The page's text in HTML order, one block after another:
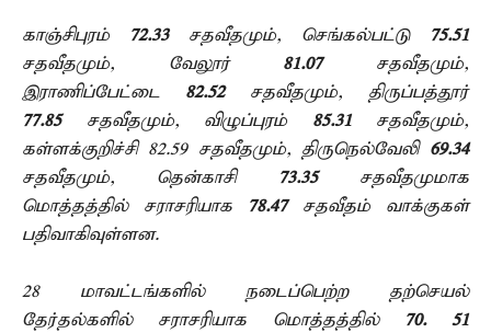
காஞ்சிபுரம் 72.33சதவீதமும், செங்கல்பட்டு 75.51
சதவீதமும், வேலூர் 81.07சதவீதமும்,
இராணிப்பேட்டை 82.52சதவீதமும், திருப்பத்தூர்
77.85சதவீதமும், விழுப்புரம் 85.31சதவீதமும்,
கள்ளக்குறிச்சி 82.59 சதவீதமும், திருநெல்வேலி 69.34
சதவீதமும், தென்காசி
73.35சதவீதமுமாக
மொத்தத்தில் சராசரியாக 78.47சதவீதம் வாக்குகள்
பதிவாகிவுள்ளன.
28 மாவட்டங்களில் நடைப்பெற்ற தற்செயல்
தேர்தல்களில் சராசரியாக மொத்தத்தில்
70. 51